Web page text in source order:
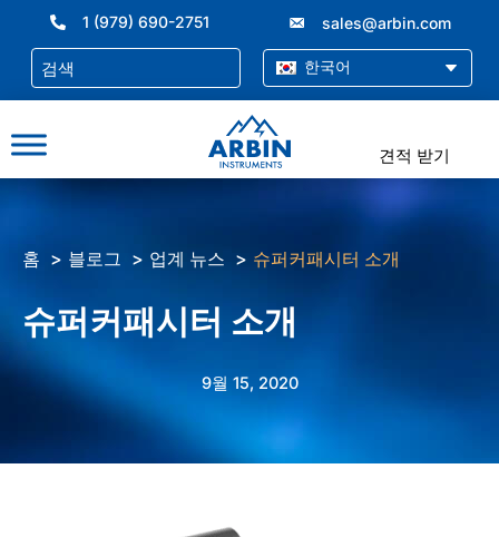
너
1 (979) 690-2751 sales@arbin.com
한국어
견적 받기
홈 블로그 업계 뉴스 슈퍼커패시터 소개
슈퍼커패시터 소개
9월 15, 2020